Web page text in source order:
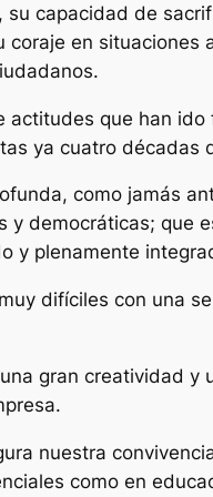
capacidad de
en
que han ido
ya cuatro décadas
como jamás
democráticas; que
y plenamente
difíciles con una
gran creatividad
nuestra
como en